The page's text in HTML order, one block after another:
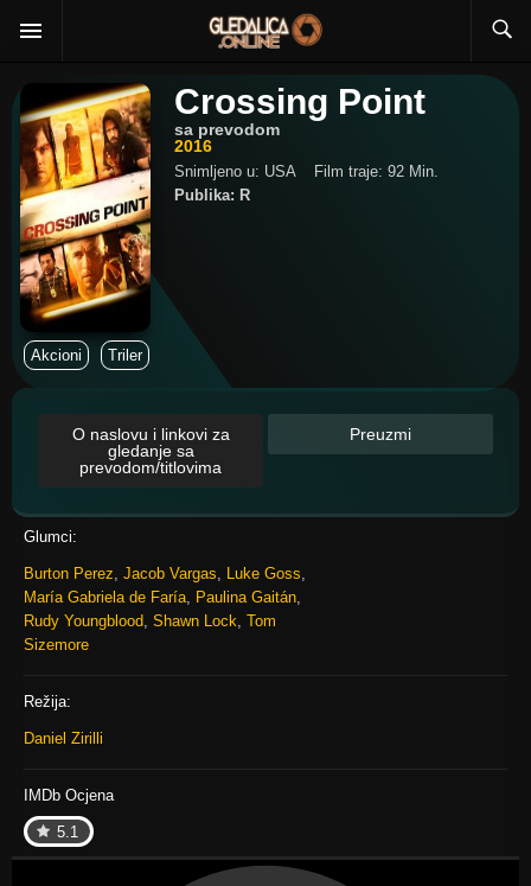
Crossing Point
sa prevodom
2016
Snimljeno u: USA
Film traje: 92 Min.
Publika: R
Akcioni Triler
O naslovu i linkovi za
gledanje sa
prevodom/titlovima
Preuzmi
Glumci:
Burton Perez, Jacob Vargas, Luke Goss,
María Gabriela de Faría, Paulina Gaitán,
Rudy Youngblood, Shawn Lock, Tom
Sizemore
Režija:
Daniel Zirilli
IMDb Ocjena
5.1